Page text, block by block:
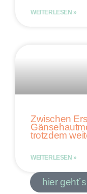
WEITERLESEN »
Zwischen
trotzdem
WEITERLESEN »
hier